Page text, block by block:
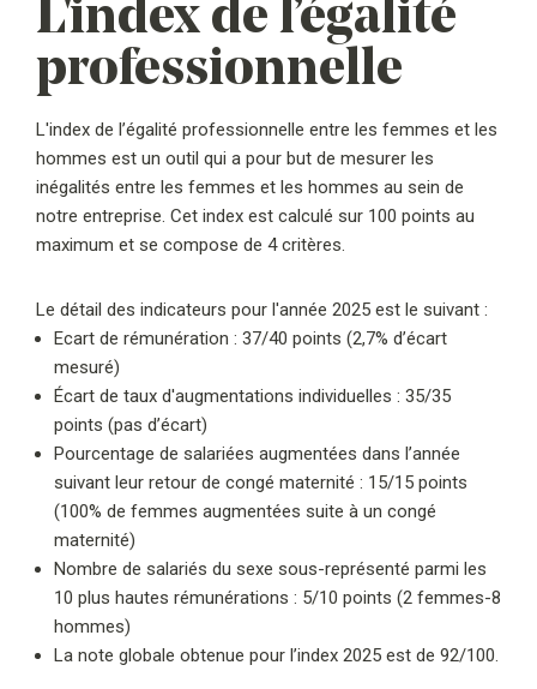
L'index de l’égalité
professionnelle
L'index de l’égalité professionnelle entre les femmes et les
hommes est un outil qui a pour but de mesurer les
inégalités entre les femmes et les hommes au sein de
notre entreprise. Cet index est calculé sur 100 points au
maximum et se compose de 4 critères.
Le détail des indicateurs pour l'année 2025 est le suivant :
Ecart de rémunération : 37/40 points (2,7% d’écart
mesuré)
Écart de taux d'augmentations individuelles : 35/35
points (pas d’écart)
Pourcentage de salariées augmentées dans l’année
suivant leur retour de congé maternité : 15/15 points
(100% de femmes augmentées suite à un congé
maternité)
Nombre de salariés du sexe sous-représenté parmi les
10 plus hautes rémunérations : 5/10 points (2 femmes-8
hommes)
La note globale obtenue pour l’index 2025 est de 92/100.